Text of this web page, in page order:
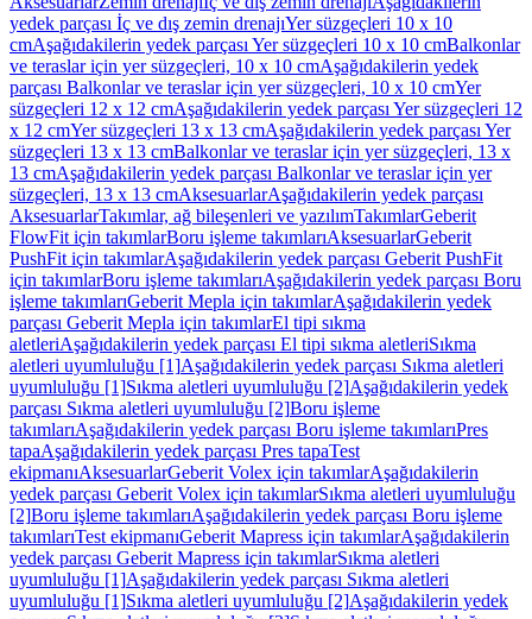
yedek parçası İç ve dış zemin drenajıYer süzgeçleri 10 x 10
cmAşağıdakilerin yedek parçası Yer süzgeçleri 10 x 10 cmBalkonlar
ve teraslar için yer süzgeçleri, 10 x 10 cmAşağıdakilerin yedek
parçası Balkonlar ve teraslar için yer süzgeçleri, 10 x 10 cmYer
süzgeçleri 12 x 12 cmAşağıdakilerin yedek parçası Yer süzgeçleri 12
x 12 cmYer süzgeçleri 13 x 13 cmAşağıdakilerin yedek parçası Yer
süzgeçleri 13 x 13 cmBalkonlar ve teraslar için yer süzgeçleri, 13 x
13 cmAşağıdakilerin yedek parçası Balkonlar ve teraslar için yer
süzgeçleri, 13 x 13 cmAksesuarlarAşağıdakilerin yedek parçası
AksesuarlarTakımlar, ağ bileşenleri ve yazılımTakımlarGeberit
FlowFit için takımlarBoru işleme takımlarıAksesuarlarGeberit
PushFit için takımlarAşağıdakilerin yedek parçası Geberit PushFit
için takımlarBoru işleme takımlarıAşağıdakilerin yedek parçası Boru
işleme takımlarıGeberit Mepla için takımlarAşağıdakilerin yedek
parçası Geberit Mepla için takımlarEl tipi sıkma
aletleriAşağıdakilerin yedek parçası El tipi sıkma aletleriSıkma
aletleri uyumluluğu [1]Aşağıdakilerin yedek parçası Sıkma aletleri
uyumluluğu [1]Sıkma aletleri uyumluluğu [2]Aşağıdakilerin yedek
parçası Sıkma aletleri uyumluluğu [2]Boru işleme
takımlarıAşağıdakilerin yedek parçası Boru işleme takımlarıPres
tapaAşağıdakilerin yedek parçası Pres tapaTest
ekipmanıAksesuarlarGeberit Volex için takımlarAşağıdakilerin
yedek parçası Geberit Volex için takımlarSıkma aletleri uyumluluğu
[2]Boru işleme takımlarıAşağıdakilerin yedek parçası Boru işleme
takımlarıTest ekipmanıGeberit Mapress için takımlarAşağıdakilerin
yedek parçası Geberit Mapress için takımlarSıkma aletleri
uyumluluğu [1]Aşağıdakilerin yedek parçası Sıkma aletleri
uyumluluğu [1]Sıkma aletleri uyumluluğu [2]Aşağıdakilerin yedek